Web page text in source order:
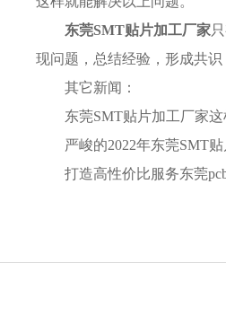
东莞SMT贴片加工厂家
现问题，总结经验，形成共识
其它新闻：
东莞SMT贴片加工厂家
严峻的2022年东莞SMT
打造高性价比服务东莞